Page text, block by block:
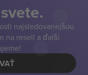
najsledovanejšou
na resell a ďalší